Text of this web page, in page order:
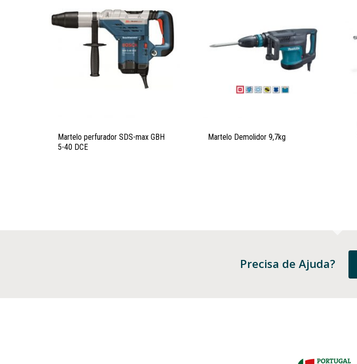
Martelo perfurador SDS-max GBH
5-40 DCE
Martelo Demolidor 9,7kg
Precisa de Ajuda?